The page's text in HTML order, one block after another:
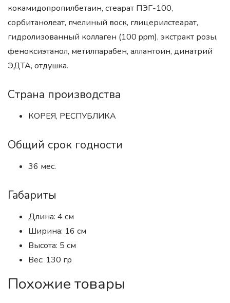
кокамидопропилбетаин, стеарат ПЭГ-100,
сорбитанолеат, пчелиный воск, глицерилстеарат,
гидролизованный коллаген (100 ppm), экстракт розы,
феноксиэтанол, метилпарабен, аллантоин, динатрий
ЭДТА, отдушка.
Страна производства
КОРЕЯ, РЕСПУБЛИКА
Общий срок годности
36 мес.
Габариты
Длина: 4 см
Ширина: 16 см
Высота: 5 см
Вес: 130 гр
Похожие товары